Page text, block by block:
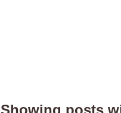
Showing posts